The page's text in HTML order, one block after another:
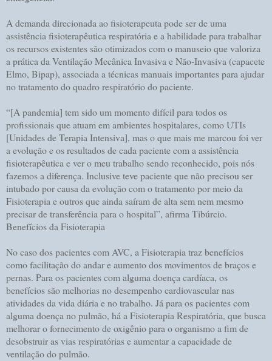
A demanda direcionada ao fisioterapeuta pode ser de uma
assistência fisioterapêutica respiratória e a habilidade para trabalhar
os recursos existentes são otimizados com o manuseio que valoriza
a prática da Ventilação Mecânica Invasiva e Não-Invasiva (capacete
Elmo, Bipap), associada a técnicas manuais importantes para ajudar
no tratamento do quadro respiratório do paciente.
“[A pandemia] tem sido um momento difícil para todos os
profissionais que atuam em ambientes hospitalares, como UTIs
[Unidades de Terapia Intensiva], mas o que mais me marcou foi ver
a evolução e os resultados de cada paciente com a assistência
fisioterapêutica e ver o meu trabalho sendo reconhecido, pois nós
fazemos a diferença. Inclusive teve paciente que não precisou ser
intubado por causa da evolução com o tratamento por meio da
Fisioterapia e outros que ainda saíram de alta sem nem mesmo
precisar de transferência para o hospital”, afirma Tibúrcio.
Benefícios da Fisioterapia
No caso dos pacientes com AVC, a Fisioterapia traz benefícios
como facilitação do andar e aumento dos movimentos de braços e
pernas. Para os pacientes com alguma doença cardíaca, os
benefícios são melhorias no desempenho cardiovascular nas
atividades da vida diária e no trabalho. Já para os pacientes com
alguma doença no pulmão, há a Fisioterapia Respiratória, que busca
melhorar o fornecimento de oxigênio para o organismo a fim de
desobstruir as vias respiratórias e aumentar a capacidade de
ventilação do pulmão.